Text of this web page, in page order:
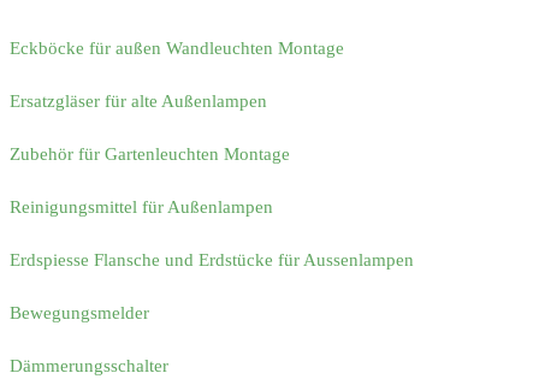
Eckböcke für außen Wandleuchten Montage
Ersatzgläser für alte Außenlampen
Zubehör für Gartenleuchten Montage
Reinigungsmittel für Außenlampen
Erdspiesse Flansche und Erdstücke für Aussenlampen
Bewegungsmelder
Dämmerungsschalter